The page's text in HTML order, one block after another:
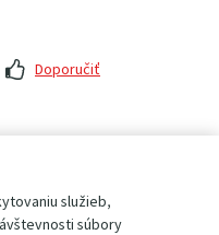
služieb,
súbory
Doporučiť